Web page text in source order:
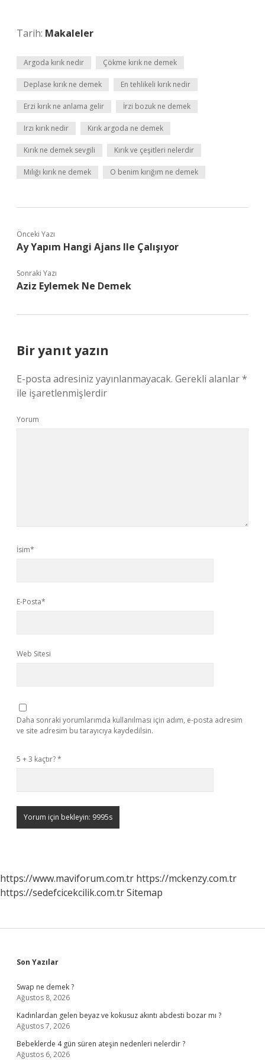
Tarih: Makaleler
Argoda kırık nedir Çökme kırık ne demek
Deplase kırık ne demek En tehlikeli kırık nedir
Erzi kırık ne anlama gelir İrzi bozuk ne demek
Irzı kırık nedir Kırık argoda ne demek
Kırık ne demek sevgili Kırık ve çeşitleri nelerdir
Mılığı kırık ne demek O benim kırığım ne demek
Önceki Yazı
Ay Yapım Hangi Ajans Ile Çalışıyor
Sonraki Yazı
Aziz Eylemek Ne Demek
Bir yanıt yazın
E-posta adresiniz yayınlanmayacak. Gerekli alanlar*
ile işaretlenmişlerdir
Yorum
İsim*
E-Posta*
Web Sitesi
Daha sonraki yorumlarımda kullanılması için adım, e-posta adresim
ve site adresim bu tarayıcıya kaydedilsin.
5 + 3 kaçtır?*
https://www.maviforum.com.tr https://mckenzy.com.tr
https://sedefcicekcilik.com.trSitemap
Sidebar
Son Yazılar
Swap ne demek ?
Ağustos 8, 2026
Kadınlardan gelen beyaz ve kokusuz akıntı abdesti bozar mı ?
Ağustos 7, 2026
Bebeklerde 4 gün süren ateşin nedenleri nelerdir ?
Ağustos 6, 2026